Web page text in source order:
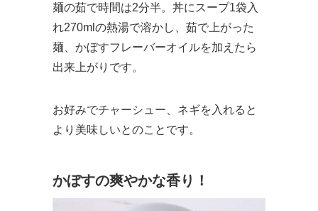
麺の茹で時間は2分半。丼にスープ1袋入
れ270mlの熱湯で溶かし、茹で上がった
麺、かぼすフレーバーオイルを加えたら
出来上がりです。
お好みでチャーシュー、ネギを入れると
より美味しいとのことです。
かぼすの爽やかな香り！